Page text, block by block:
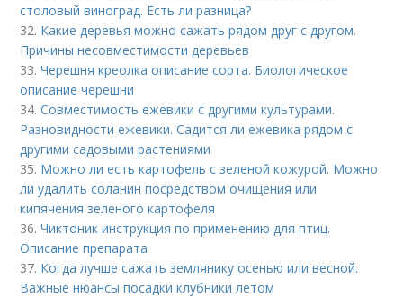
столовый виноград. Есть ли разница?
32. Какие деревья можно сажать рядом друг с другом.
Причины несовместимости деревьев
33.Черешня креолка описание сорта. Биологическое
описание черешни
34.Совместимость ежевики с другими культурами.
Разновидности ежевики. Садится ли ежевика рядом с
другими садовыми растениями
35. Можно ли есть картофель с зеленой кожурой. Можно
ли удалить соланин посредством очищения или
кипячения зеленого картофеля
36.Чиктоник инструкция по применению для птиц.
Описание препарата
37. Когда лучше сажать землянику осенью или весной.
Важные нюансы посадки клубники летом